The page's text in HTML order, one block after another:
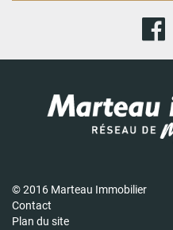
© 2016 Marteau Immobilier
Contact
Plan du site